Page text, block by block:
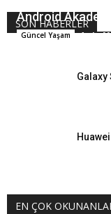
SON HABERLER
Android
Güncel Yaşam Arda
Galaxy
EN ÇOK